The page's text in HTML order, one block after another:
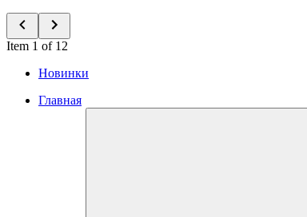
Item 1 of 12
Новинки
Главная